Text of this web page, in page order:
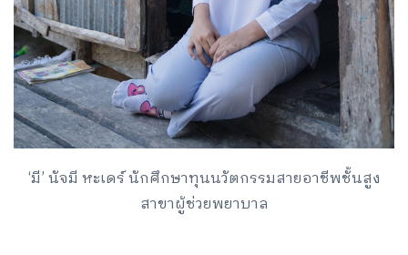
‘มี’ นัจมี หะเดร์ นักศึกษาทุนนวัตกรรมสายอาชีพชั้นสูง
สาขาผู้ช่วยพยาบาล